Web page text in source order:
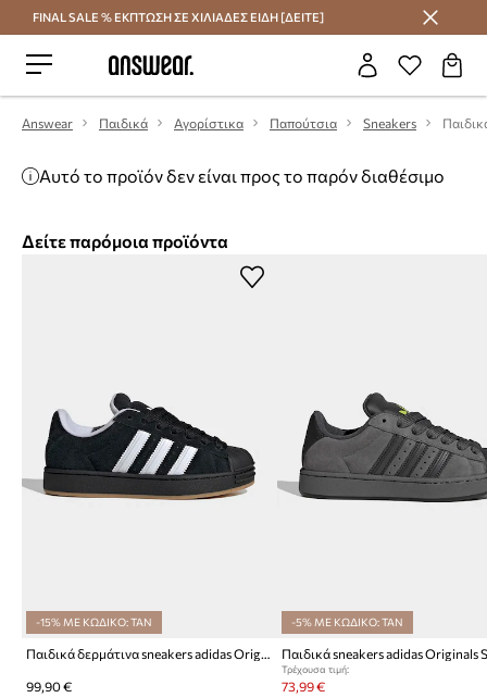
Εξοικονομήστε με το Answear Club
FINAL SALE % ΕΚΠΤΩΣΗ ΣΕ ΧΙΛΙΑΔΕΣ ΕΙΔΗ [ΔΕΙΤΕ]
Answear Παιδικά Αγορίστικα Παπούτσια Sneakers
Αυτό το προϊόν δεν είναι προς το παρόν διαθέσιμο
Δείτε παρόμοια προϊόντα
-15% ΜΕ ΚΩΔΙΚΟ: TAN
Παιδικά δερμάτινα sneakers adidas Originals SUPERSTAR ST
99,90 €
-5% ΜΕ ΚΩΔΙΚΟ: TAN
Τρέχουσα τιμή:
73,99 €